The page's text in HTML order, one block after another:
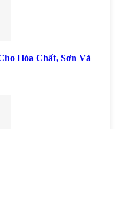
Hóa Chất, Sơn Và